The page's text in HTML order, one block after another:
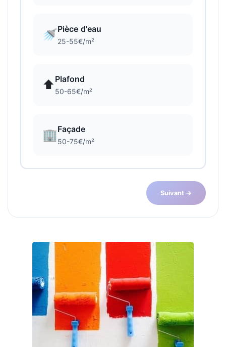
🚿Pièce d'eau
25-55€/m²
⬆️ Plafond
50-65€/m²
🏢Façade
50-75€/m²
Suivant →